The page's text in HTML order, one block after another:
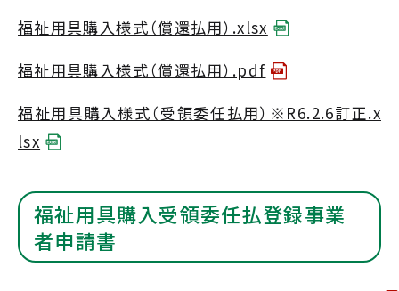
福祉用具購入様式（償還払用）.xlsx
福祉用具購入様式（償還払用）.pdf
福祉用具購入様式（受領委任払用）※R6.2.6訂正.x
lsx
福祉用具購入受領委任払登録事業
者申請書